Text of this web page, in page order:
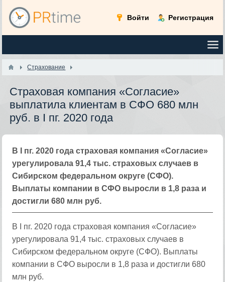
Войти Регистрация
Страхование
Страховая компания «Согласие»
выплатила клиентам в СФО 680 млн
руб. в I пг. 2020 года
В I пг. 2020 года страховая компания «Согласие»
урегулировала 91,4 тыс. страховых случаев в
Сибирском федеральном округе (СФО).
Выплаты компании в СФО выросли в 1,8 раза и
достигли 680 млн руб.
В I пг. 2020 года страховая компания «Согласие»
урегулировала 91,4 тыс. страховых случаев в
Сибирском федеральном округе (СФО). Выплаты
компании в СФО выросли в 1,8 раза и достигли 680
млн руб.